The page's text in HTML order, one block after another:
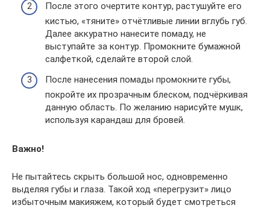
После этого очертите контур, растушуйте его
кистью, «тяните» отчётливые линии вглубь губ.
Далее аккуратно нанесите помаду, не
выступайте за контур. Промокните бумажной
салфеткой, сделайте второй слой.
После нанесения помады промокните губы,
покройте их прозрачным блеском, подчёркивая
данную область. По желанию нарисуйте мушк,
используя карандаш для бровей.
Важно!
Не пытайтесь скрыть большой нос, одновременно
выделяя губы и глаза. Такой ход «перегрузит» лицо
избыточным макияжем, который будет смотреться